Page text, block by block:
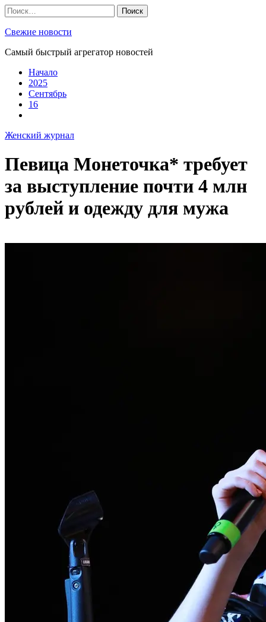
Skip
to
content
Найти:
Свежие новости
Самый быстрый агрегатор новостей
Начало
2025
Сентябрь
16
Женский журнал
Певица Монеточка* требует
за выступление почти 4 млн
рублей и одежду для мужа